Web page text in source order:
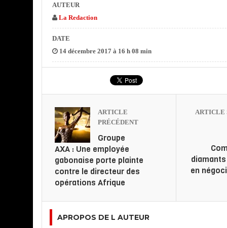
AUTEUR
La Redaction
DATE
14 décembre 2017 à 16 h 08 min
ARTICLE
PRÉCÉDENT
Groupe
AXA : Une employée
gabonaise porte plainte
contre le directeur des
opérations Afrique
ARTICLE
en
APROPOS DE L AUTEUR